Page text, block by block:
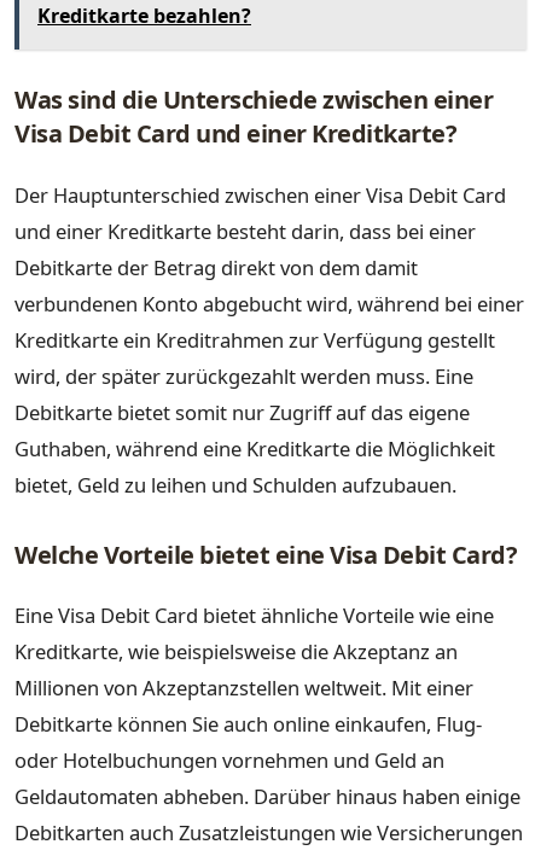
Kreditkarte bezahlen?
Was sind die Unterschiede zwischen einer
Visa Debit Card und einer Kreditkarte?
Der Hauptunterschied zwischen einer Visa Debit Card
und einer Kreditkarte besteht darin, dass bei einer
Debitkarte der Betrag direkt von dem damit
verbundenen Konto abgebucht wird, während bei einer
Kreditkarte ein Kreditrahmen zur Verfügung gestellt
wird, der später zurückgezahlt werden muss. Eine
Debitkarte bietet somit nur Zugriff auf das eigene
Guthaben, während eine Kreditkarte die Möglichkeit
bietet, Geld zu leihen und Schulden aufzubauen.
Welche Vorteile bietet eine Visa Debit Card?
Eine Visa Debit Card bietet ähnliche Vorteile wie eine
Kreditkarte, wie beispielsweise die Akzeptanz an
Millionen von Akzeptanzstellen weltweit. Mit einer
Debitkarte können Sie auch online einkaufen, Flug-
oder Hotelbuchungen vornehmen und Geld an
Geldautomaten abheben. Darüber hinaus haben einige
Debitkarten auch Zusatzleistungen wie Versicherungen